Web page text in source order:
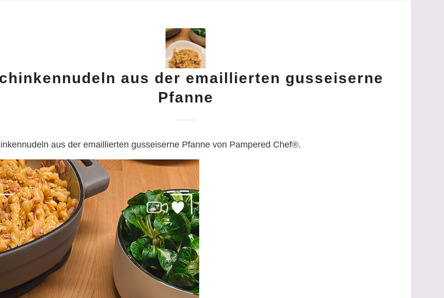
aus der emaillierten gusseiserne
Pfanne
aus der emaillierten gusseiserne Pfanne von Pampered Chef®.